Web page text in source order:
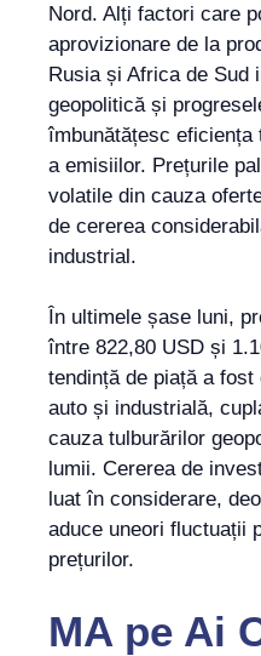
Nord. Alți factori care
aprovizionare de la
Rusia și Africa de Sud
geopolitică și
îmbunătățesc eficiența
a emisiilor. Prețurile
volatile din cauza
de cererea
industrial.
În ultimele șase luni,
între 822,80 USD și
tendință de piață a
auto și industrială,
cauza tulburărilor
lumii. Cererea de
luat în considerare,
aduce uneori fluctuații
prețurilor.
MA pe Ai